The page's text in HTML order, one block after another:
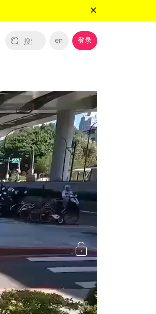
en 登录